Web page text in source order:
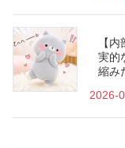
【
実的
縮み
2026-